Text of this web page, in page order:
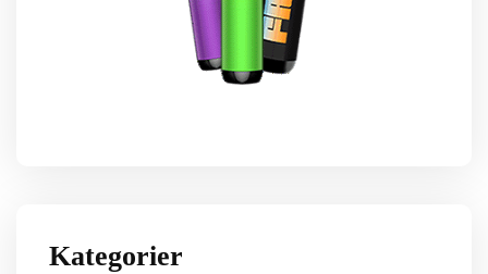
Kategorier